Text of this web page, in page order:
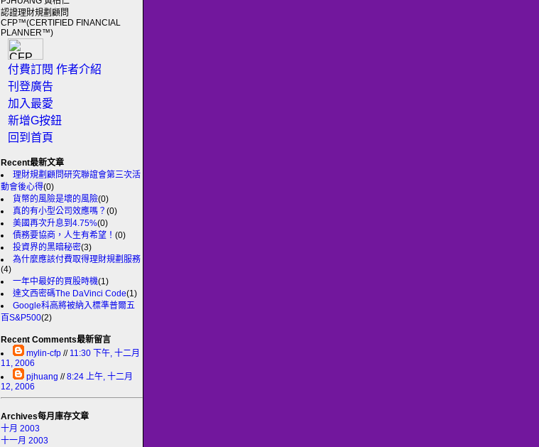
認證理財規劃顧問
CFP™(CERTIFIED FINANCIAL
PLANNER™)
付費訂閱 作者介紹
刊登廣告
加入最愛
新增G按鈕
回到首頁
Recent最新文章
理財規劃顧問研究聯誼會第三次活
動會後心得(0)
貨幣的風險是壞的風險(0)
真的有小型公司效應嗎？ (0)
美國再次升息到4.75%(0)
債務要協商，人生有希望！ (0)
投資界的黑暗秘密(3)
為什麼應該付費取得理財規劃服務
(4)
一年中最好的買股時機(1)
達文西密碼The DaVinci Code(1)
Google科高將被納入標準普爾五
百S&P500(2)
Recent Comments最新留言
mylin-cfp // 11:30 下午, 十二月
11, 2006
pjhuang //8:24 上午, 十二月
12, 2006
Archives每月庫存文章
十月 2003
十一月 2003